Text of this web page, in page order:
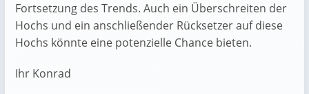
Fortsetzung des Trends. Auch ein Überschreiten der
Hochs und ein anschließender Rücksetzer auf diese
Hochs könnte eine potenzielle Chance bieten.
Ihr Konrad